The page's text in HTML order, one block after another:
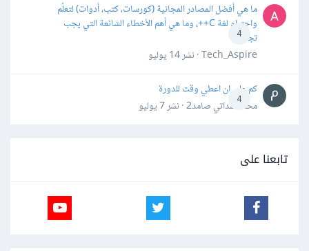
4
ما هي أفضل المصادر المجانية (كورسات، كتب، أدوات) لتعلّم
واحترام لغة C++، وما هي أهم الأخطاء الشائعة التي يجب
تجنبها؟
Tech_Aspire · نشر
14 يوليو
4
كم علي ان اعطي وقت للدورة
محمد سداتي صامد2 · نشر
7 يوليو
تابعنا على